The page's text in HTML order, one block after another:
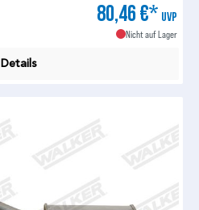
80,46 €* UVP
Nicht auf Lager
Details